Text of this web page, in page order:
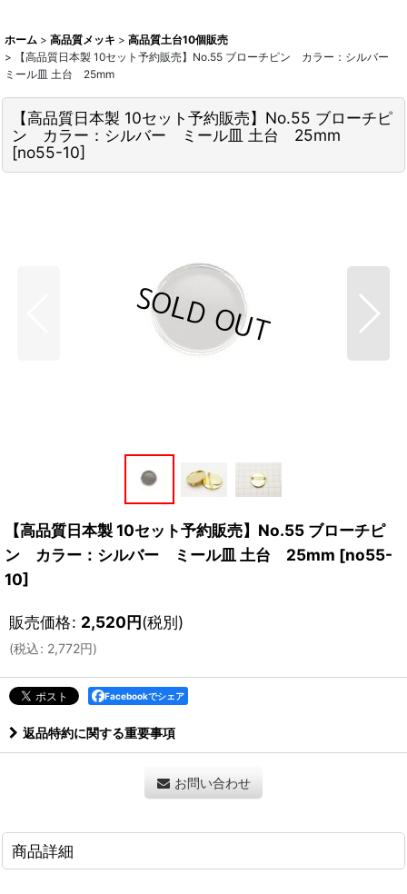
ホーム > 高品質メッキ > 高品質土台10個販売
>
【高品質日本製 10セット予約販売】No.55 ブローチピン カラー：シルバー
ミール皿 土台 25mm
【高品質日本製 10セット予約販売】No.55 ブローチピ
ン カラー：シルバー ミール皿 土台 25mm
[no55-10]
【高品質日本製 10セット予約販売】No.55 ブローチピ
ン カラー：シルバー ミール皿 土台 25mm [no55-
10]
販売価格: 2,520円(税別)
(税込: 2,772円)
Facebookでシェア
返品特約に関する重要事項
お問い合わせ
商品詳細